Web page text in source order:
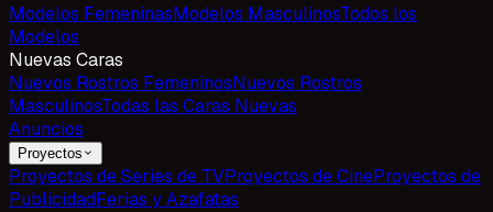
Modelos FemeninasModelos MasculinosTodos los
Modelos
Nuevas Caras
Nuevos Rostros FemeninosNuevos Rostros
MasculinosTodas las Caras Nuevas
Anuncios
Proyectos
Proyectos de Series de TVProyectos de CineProyectos de
PublicidadFerias y Azafatas